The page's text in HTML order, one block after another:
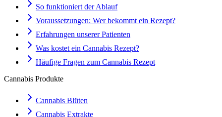
So funktioniert der Ablauf
Voraussetzungen: Wer bekommt ein Rezept?
Erfahrungen unserer Patienten
Was kostet ein Cannabis Rezept?
Häufige Fragen zum Cannabis Rezept
Cannabis Produkte
Cannabis Blüten
Cannabis Extrakte